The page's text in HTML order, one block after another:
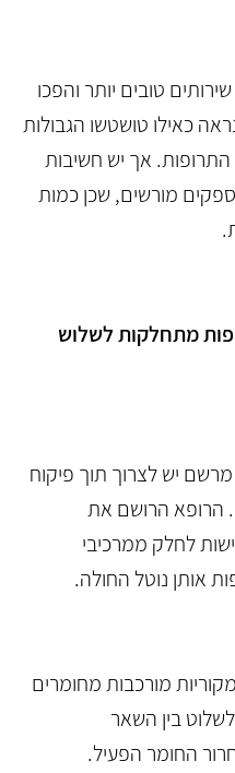
טובים יותר והפכו
כאילו טושטשו הגבולות
אך יש חשיבות
מורשים, שכן כמות
מתחלקות לשלוש
יש לצרוך תוך פיקוח
הרופא הרושם את
לחלק ממרכיבי
אותן נוטל החולה.
מורכבות מחומרים
בין השאר
החומר הפעיל.